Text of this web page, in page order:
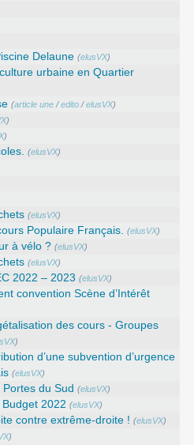
Delaune (elusVX)
urbaine en Quartier
(article une /edito /elusVX)
)
)
(elusVX)
(elusVX)
Populaire Français. (elusVX)
à vélo ? (elusVX)
(elusVX)
2022 – 2023 (elusVX)
convention Scène d’Intérêt
des cours - Groupes
)
d’une subvention d’urgence
(elusVX)
du Sud (elusVX)
2022 (elusVX)
contre extrême-droite ! (elusVX)
)